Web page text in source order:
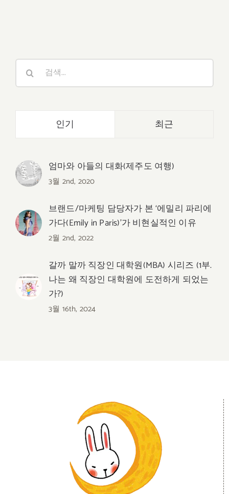
인기 최근
엄마와 아들의 대화(제주도 여행)
3월 2nd, 2020
브랜드/마케팅 담당자가 본 ‘에밀리 파리에
가다(Emily in Paris)’가 비현실적인 이유
2월 2nd, 2022
갈까 말까 직장인 대학원(MBA) 시리즈 (1부.
나는 왜 직장인 대학원에 도전하게 되었는
가?)
3월 16th, 2024